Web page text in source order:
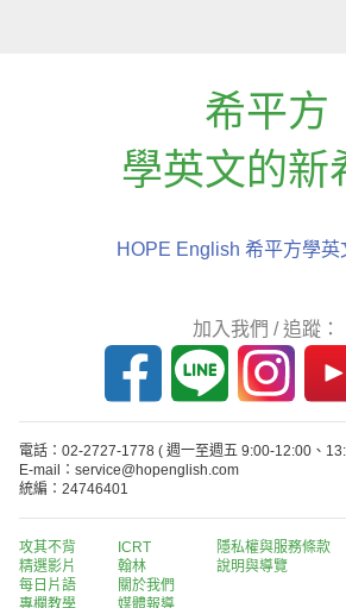
希平方
學英文的新
HOPE English 希平方學英
加入我們 / 追蹤：
電話：02-2727-1778 ( 週一至週五 9:00-12:00、
E-mail：service@hopenglish.com
統編：24746401
攻其不背
精選影片
每日片語
專欄教學
ICRT
翰林
關於我們
媒體報導
隱私權與服務條款
說明與導覽